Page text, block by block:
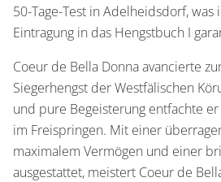
50-Tage-Test in Adelheidsdorf,
Eintragung in das Hengstbuch I
Coeur de Bella Donna avancierte
Siegerhengst der Westfälischen
und pure Begeisterung entfachte
im Freispringen. Mit einer
maximalem Vermögen und einer
ausgestattet, meistert Coeur de